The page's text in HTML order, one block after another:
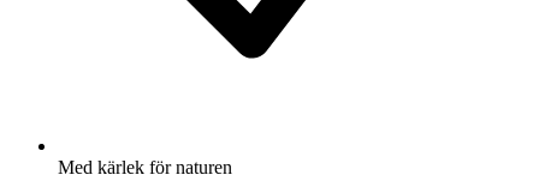
Med kärlek för naturen